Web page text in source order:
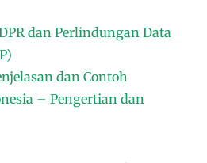
dan Perlindungan Data
dan Contoh
– Pengertian dan